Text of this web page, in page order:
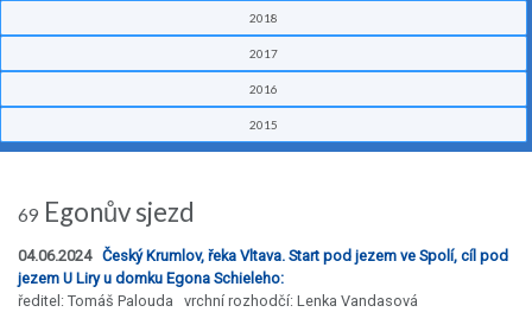
2018
2017
2016
2015
69 Egonův sjezd
04.06.2024 Český Krumlov, řeka Vltava. Start pod jezem ve Spolí, cíl pod
jezem U Liry u domku Egona Schieleho:
ředitel: Tomáš Palouda vrchní rozhodčí: Lenka Vandasová